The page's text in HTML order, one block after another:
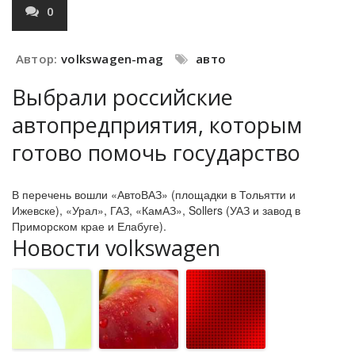
0
Автор: volkswagen-mag авто
Выбрали российские
автопредприятия, которым
готово помочь государство
В перечень вошли «АвтоВАЗ» (площадки в Тольятти и
Ижевске), «Урал», ГАЗ, «КамАЗ», Sollers (УАЗ и завод в
Приморском крае и Елабуге).
Новости volkswagen